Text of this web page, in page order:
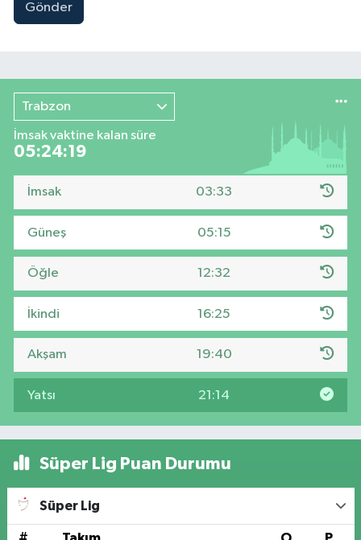
Gönder
Trabzon
İmsak vaktine kalan süre
05:24:18
İmsak 03:33
Güneş 05:15
Öğle 12:32
İkindi 16:25
Akşam 19:40
Yatsı 21:14
Süper Lig Puan Durumu
Süper Lig